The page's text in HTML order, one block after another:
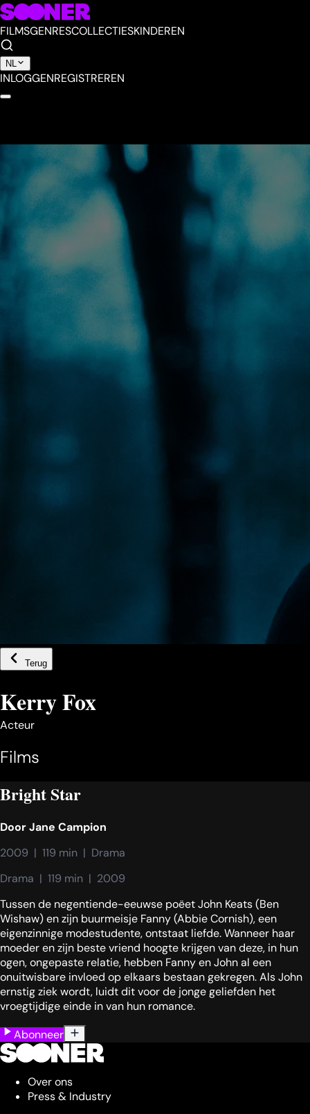
FILMSGENRESCOLLECTIESKINDEREN
NL
INLOGGENREGISTREREN
Terug
Kerry Fox
Acteur
Films
Bright Star
DoorJane Campion
2009  |  119 min  |  Drama
Drama  |  119 min  |  2009
Tussen de negentiende-eeuwse poëet John Keats (Ben
Wishaw) en zijn buurmeisje Fanny (Abbie Cornish), een
eigenzinnige modestudente, ontstaat liefde. Wanneer haar
moeder en zijn beste vriend hoogte krijgen van deze, in hun
ogen, ongepaste relatie, hebben Fanny en John al een
onuitwisbare invloed op elkaars bestaan gekregen. Als John
ernstig ziek wordt, luidt dit voor de jonge geliefden het
vroegtijdige einde in van hun romance.
Abonneer
Over ons
Press & Industry